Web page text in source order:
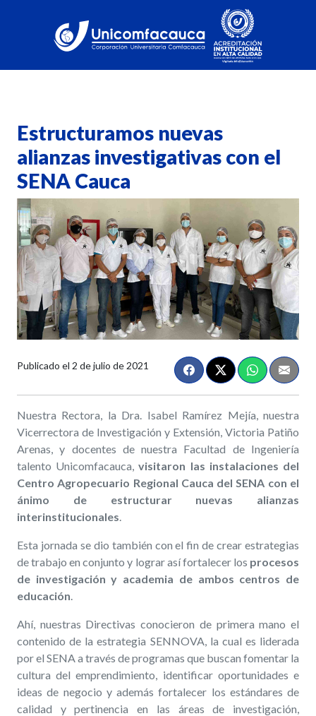
Estructuramos nuevas
alianzas investigativas con el
SENA Cauca
Publicado el 2 de julio de 2021
Nuestra Rectora, la Dra. Isabel Ramírez Mejía, nuestra
Vicerrectora de Investigación y Extensión, Victoria Patiño
Arenas, y docentes de nuestra Facultad de Ingeniería
talento Unicomfacauca,visitaron las instalaciones del
Centro Agropecuario Regional Cauca del SENA con el
ánimo de estructurar nuevas alianzas
interinstitucionales
Esta jornada se dio también con el fin de crear estrategias
de trabajo en conjunto y lograr así fortalecer los procesos
de investigación y academia de ambos centros de
educación
Ahí, nuestras Directivas conocieron de primera mano el
contenido de la estrategia SENNOVA, la cual es liderada
por el SENA a través de programas que buscan fomentar la
cultura del emprendimiento, identificar oportunidades e
ideas de negocio y además fortalecer los estándares de
calidad y pertinencia en las áreas de investigación,